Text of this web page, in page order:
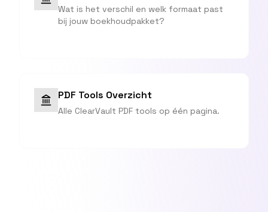
Wat is het verschil en welk formaat past
bij jouw boekhoudpakket?
PDF Tools Overzicht
Alle ClearVault PDF tools op één pagina.